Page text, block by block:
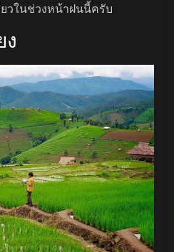
วในช่วงหน้าฝนนี้ครับ